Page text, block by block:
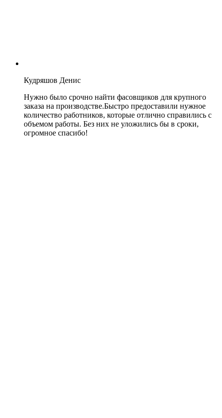
Кудряшов Денис
Нужно было срочно найти фасовщиков для крупного
заказа на производстве.Быстро предоставили нужное
количество работников, которые отлично справились с
объемом работы. Без них не уложились бы в сроки,
огромное спасибо!